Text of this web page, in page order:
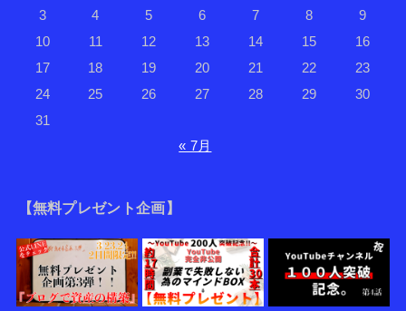
3
4 5 6 7 8
9
10
11 12 13 14 15
16
17
18 19 20 21 22
23
24
25 26 27 28 29
30
31
« 7月
【無料プレゼント企画】